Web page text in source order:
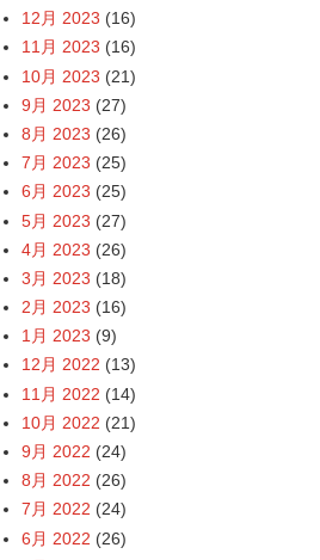
12月 2023 (16)
11月 2023 (16)
10月 2023 (21)
9月 2023 (27)
8月 2023 (26)
7月 2023 (25)
6月 2023 (25)
5月 2023 (27)
4月 2023 (26)
3月 2023 (18)
2月 2023 (16)
1月 2023 (9)
12月 2022 (13)
11月 2022 (14)
10月 2022 (21)
9月 2022 (24)
8月 2022 (26)
7月 2022 (24)
6月 2022 (26)